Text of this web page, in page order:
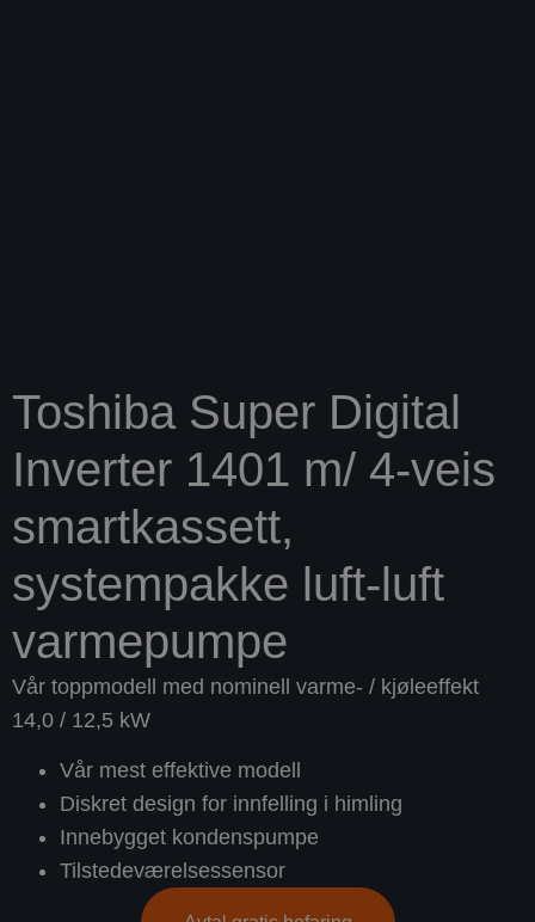
Toshiba Super Digital
Inverter 1401 m/ 4-veis
smartkassett,
systempakke luft-luft
varmepumpe
Vår toppmodell med nominell varme- / kjøleeffekt
14,0 / 12,5 kW
Vår mest effektive modell
Diskret design for innfelling i himling
Innebygget kondenspumpe
Tilstedeværelsessensor